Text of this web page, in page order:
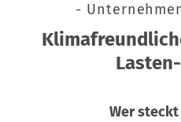
-
Wer